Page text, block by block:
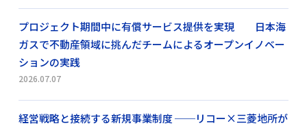
プロジェクト期間中に有償サービス提供を実現 日本海
ガスで不動産領域に挑んだチームによるオープンイノベー
ションの実践
2026.07.07
経営戦略と接続する新規事業制度 ──リコー×三菱地所が